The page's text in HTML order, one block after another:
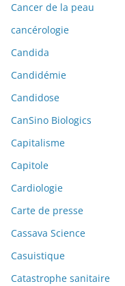
Cancer de la peau
cancérologie
Candida
Candidémie
Candidose
CanSino Biologics
Capitalisme
Capitole
Cardiologie
Carte de presse
Cassava Science
Casuistique
Catastrophe sanitaire